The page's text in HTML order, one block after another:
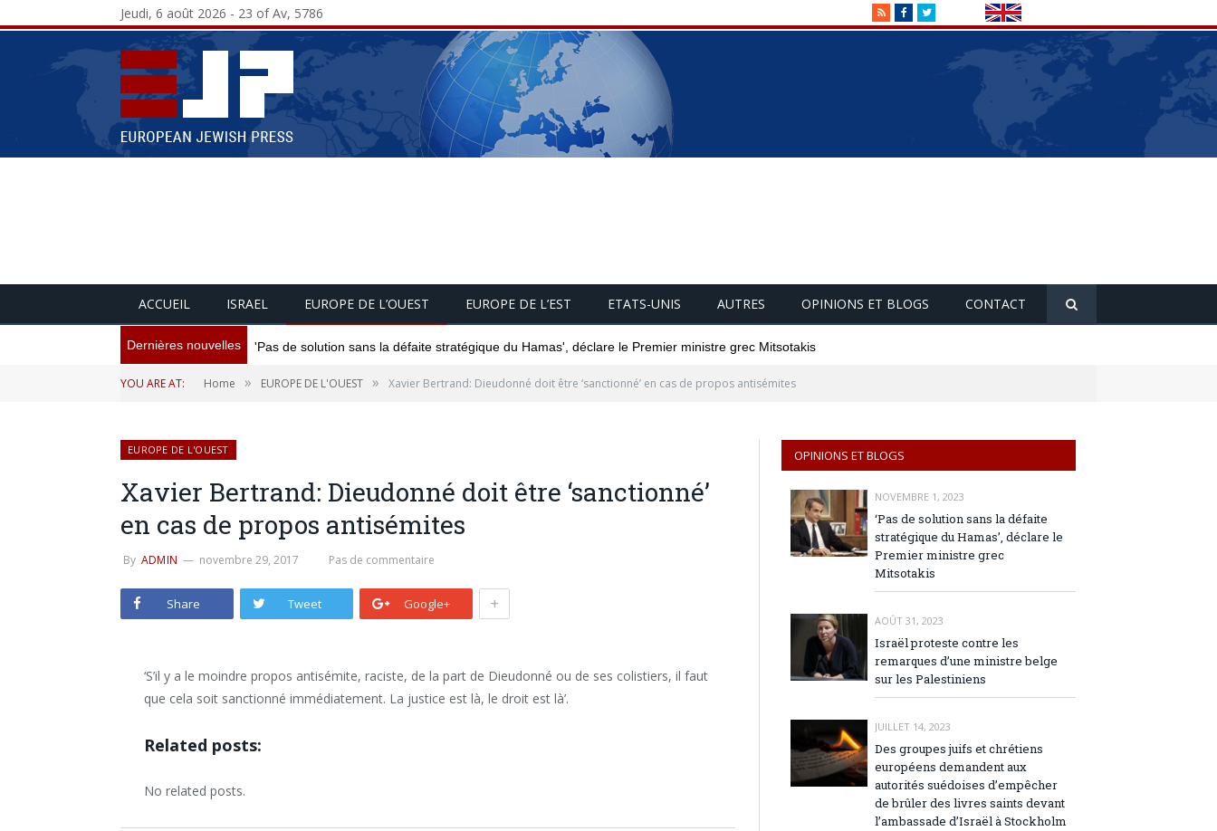
RSSFacebookTwitter
Jeudi, 6 août 2026 - 23 of Av, 5786
ACCUEIL ISRAEL EUROPE DE L’OUEST EUROPE DE L’EST ETATS-UNIS AUTRES OPINIONS ET BLOGS CONTACT
Dernières nouvelles 'Pas de solution sans la défaite stratégique du Hamas', déclare le Premier ministre grec Mitsotakis
YOU ARE AT: Home » EUROPE DE L'OUEST » Xavier Bertrand: Dieudonné doit être ‘sanctionné’ en cas de propos antisémites
EUROPE DE L'OUEST
Xavier Bertrand: Dieudonné doit être ‘sanctionné’
en cas de propos antisémites
By ADMIN novembre 29, 2017 Pas de commentaire
Share Tweet Google+ +
‘S’il y a le moindre propos antisémite, raciste, de la part de Dieudonné ou de ses colistiers, il faut
que cela soit sanctionné immédiatement. La justice est là, le droit est là’.
Related posts:
No related posts.
OPINIONS ET BLOGS
NOVEMBRE 1, 2023
‘Pas de solution sans la défaite
stratégique du Hamas’, déclare le
Premier ministre grec
Mitsotakis
AOÛT 31, 2023
Israël proteste contre les
remarques d’une ministre belge
sur les Palestiniens
JUILLET 14, 2023
Des groupes juifs et chrétiens
européens demandent aux
autorités suédoises d’empêcher
de brûler des livres saints devant
l’ambassade d’Israël à Stockholm